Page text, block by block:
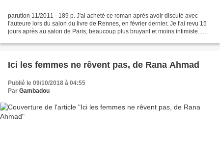
parution 11/2011 - 189 p. J'ai acheté ce roman après avoir discuté avec
l'auteure lors du salon du livre de Rennes, en février dernier. Je l'ai revu 15
jours après au salon de Paris, beaucoup plus bruyant et moins intimiste...
Ici les femmes ne rêvent pas, de Rana Ahmad
Publié le 09/10/2018 à 04:55
Par Gambadou